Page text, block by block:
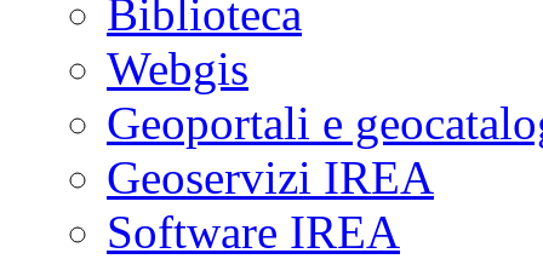
Biblioteca
Webgis
Geoportali e
Geoservizi IREA
Software IREA